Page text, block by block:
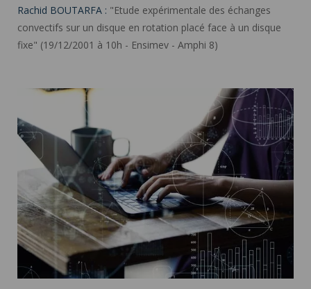
Rachid BOUTARFA : "Etude expérimentale des échanges
convectifs sur un disque en rotation placé face à un disque
fixe" (19/12/2001 à 10h - Ensimev - Amphi 8)
Les étapes pour mener à bien votre candidature et
inscription en thèse à l'ED PHF ">